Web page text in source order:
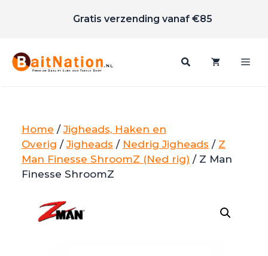
inhoud
Gratis verzending vanaf €85
Home /Jigheads, Haken en
Overig /Jigheads / Nedrig Jigheads / Z
Man Finesse ShroomZ (Ned rig) / Z Man
Finesse ShroomZ